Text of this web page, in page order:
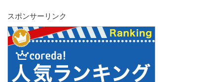
スポンサーリンク